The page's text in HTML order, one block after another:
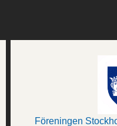
Föreningen